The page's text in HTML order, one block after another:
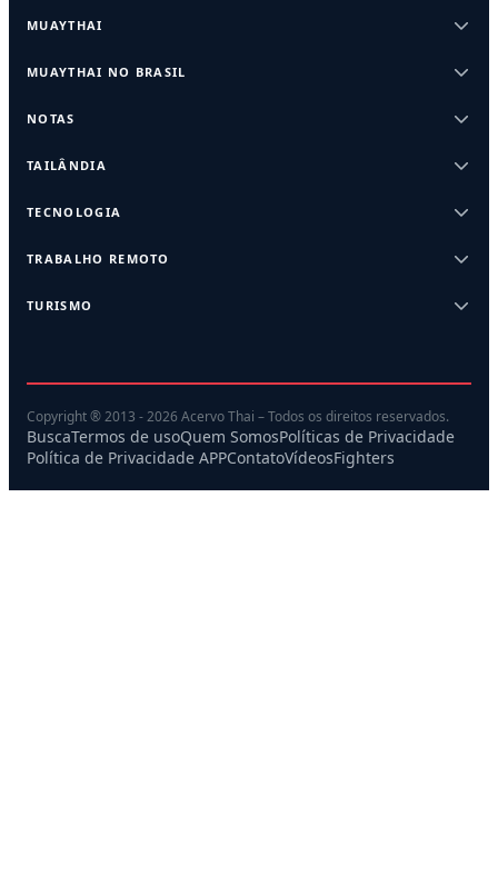
MUAYTHAI
MUAYTHAI NO BRASIL
NOTAS
TAILÂNDIA
TECNOLOGIA
TRABALHO REMOTO
TURISMO
Copyright ® 2013 - 2026 Acervo Thai – Todos os direitos reservados.
BuscaTermos de usoQuem SomosPolíticas de Privacidade
Política de Privacidade APPContatoVídeosFighters